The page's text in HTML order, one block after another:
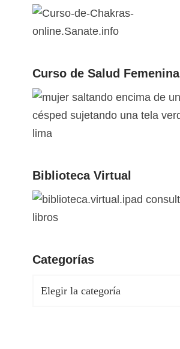
Curso de Salud Femenina
Biblioteca Virtual
Categorías